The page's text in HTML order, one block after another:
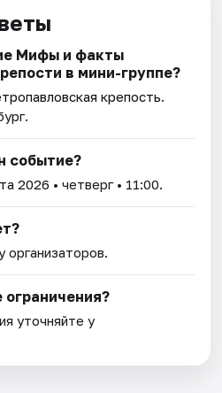
Мифы и факты
в мини-группе?
крепость.
событие?
2026 • четверг • 11:00.
организаторов.
ограничения?
уточняйте у